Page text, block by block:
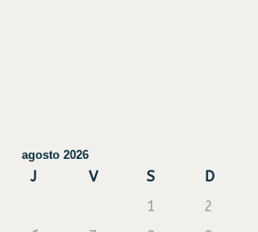
agosto 2026
J V S
D
1
2